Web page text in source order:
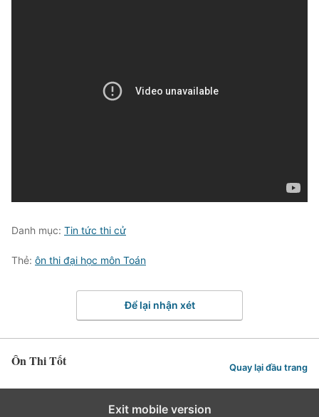
Danh mục: Tin tức thi cử
Thẻ: ôn thi đại học môn Toán
Để lại nhận xét
Ôn Thi Tốt Quay lại đầu trang
Exit mobile version